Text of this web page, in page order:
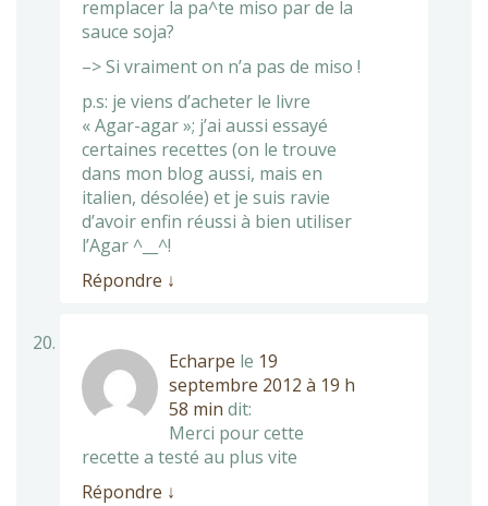
remplacer la pa^te miso par de la
sauce soja?
–> Si vraiment on n’a pas de miso !
p.s: je viens d’acheter le livre
« Agar-agar »; j’ai aussi essayé
certaines recettes (on le trouve
dans mon blog aussi, mais en
italien, désolée) et je suis ravie
d’avoir enfin réussi à bien utiliser
l’Agar ^__^!
Répondre ↓
Echarpe le 19
septembre 2012 à 19 h
58 min dit:
Merci pour cette
recette a testé au plus vite
Répondre ↓